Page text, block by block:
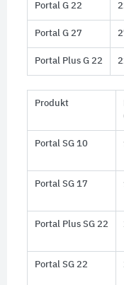
Portal G 22
Portal G 27
Portal Plus G 22
Produkt
Portal SG 10
Portal SG 17
Portal Plus SG 22
Portal SG 22